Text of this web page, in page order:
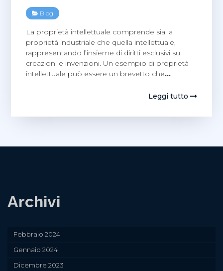
Blog
La proprietà intellettuale comprende sia la
proprietà industriale che quella intellettuale,
rappresentando l’insieme di diritti esclusivi su
creazioni e invenzioni. Un esempio di proprietà
intellettuale può essere un brevetto che…
Leggi tutto
Archivi
Febbraio 2024
Gennaio 2024
Dicembre 2023